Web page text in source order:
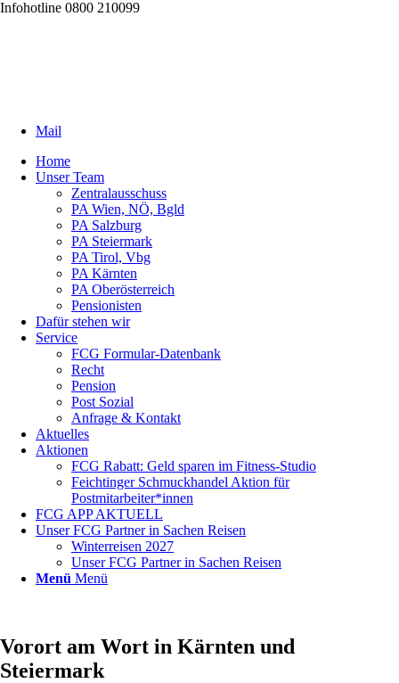
Infohotline 0800 210099
Mail
Home
Unser Team
Zentralausschuss
PA Wien, NÖ, Bgld
PA Salzburg
PA Steiermark
PA Tirol, Vbg
PA Kärnten
PA Oberösterreich
Pensionisten
Dafür stehen wir
Service
FCG Formular-Datenbank
Recht
Pension
Post Sozial
Anfrage & Kontakt
Aktuelles
Aktionen
FCG Rabatt: Geld sparen im Fitness-Studio
Feichtinger Schmuckhandel Aktion für
Postmitarbeiter*innen
FCG APP AKTUELL
Unser FCG Partner in Sachen Reisen
Winterreisen 2027
Unser FCG Partner in Sachen Reisen
Menü Menü
Vorort am Wort in Kärnten und
Steiermark